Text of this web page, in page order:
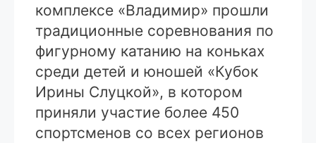
комплексе «Владимир» прошли
традиционные соревнования по
фигурному катанию на коньках
среди детей и юношей «Кубок
Ирины Слуцкой», в котором
приняли участие более 450
спортсменов со всех регионов